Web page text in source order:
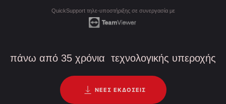
QuickSupport τηλε-υποστήριξης σε συνεργασία με
πάνω από 35 χρόνια τεχνολογικής υπεροχής
ΝΕΕΣ ΕΚΔΟΣΕΙΣ